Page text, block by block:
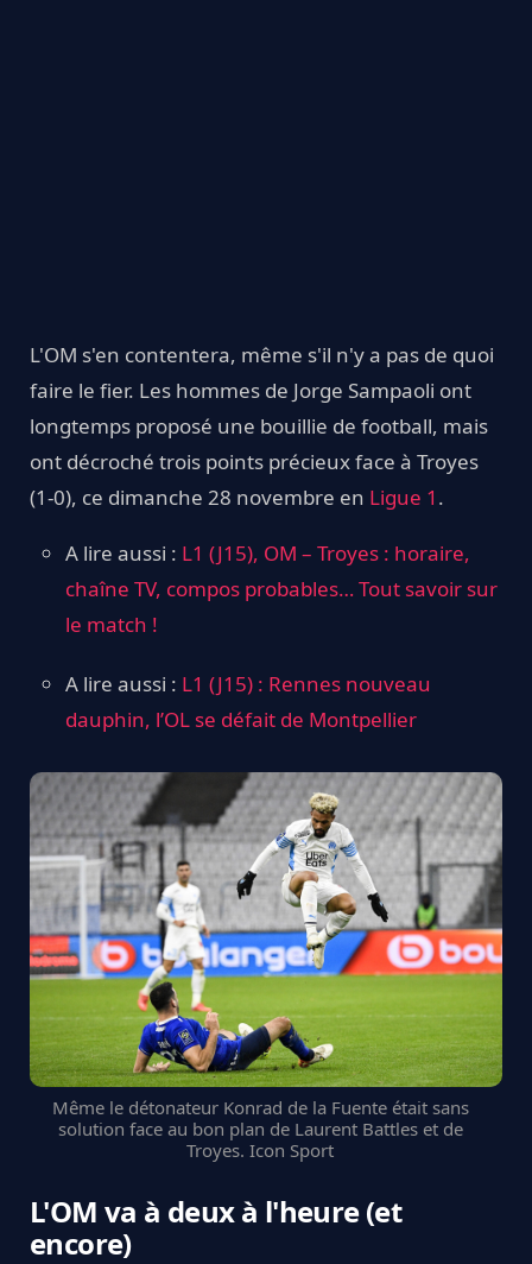
L'OM s'en contentera, même s'il n'y a pas de quoi
faire le fier. Les hommes de Jorge Sampaoli ont
longtemps proposé une bouillie de football, mais
ont décroché trois points précieux face à Troyes
(1-0), ce dimanche 28 novembre en Ligue 1 .
A lire aussi : L1 (J15), OM – Troyes : horaire,
chaîne TV, compos probables… Tout savoir sur
le match !
A lire aussi : L1 (J15) : Rennes nouveau
dauphin, l’OL se défait de Montpellier
Même le détonateur Konrad de la Fuente était sans
solution face au bon plan de Laurent Battles et de
Troyes. Icon Sport
L'OM va à deux à l'heure (et
encore)